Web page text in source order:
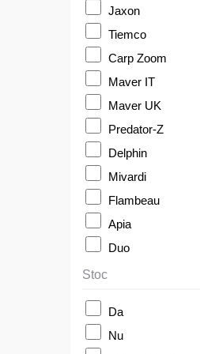
Jaxon
Tiemco
Carp Zoom
Maver IT
Maver UK
Predator-Z
Delphin
Mivardi
Flambeau
Apia
Duo
Stoc
Da
Nu